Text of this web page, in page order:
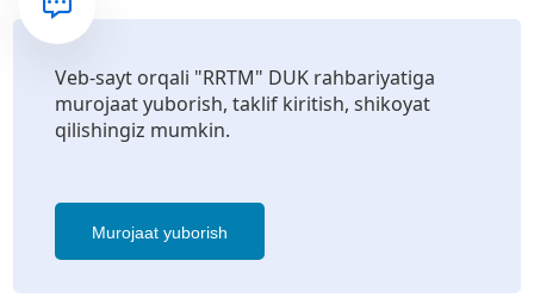
Veb-sayt orqali "RRTM" DUK rahbariyatiga
murojaat yuborish, taklif kiritish, shikoyat
qilishingiz mumkin.
Murojaat yuborish